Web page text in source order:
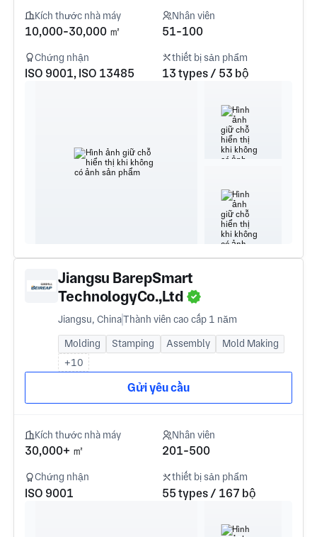
Kích thước nhà máy
10,000-30,000 ㎡
Nhân viên
51-100
Chứng nhận
ISO 9001, ISO 13485
thiết bị sản phẩm
13 types / 53 bộ
Jiangsu BarepSmart
TechnologyCo.,Ltd
Jiangsu, ChinaThành viên cao cấp 1 năm
Molding Stamping Assembly
Mold Making
+10
Gửi yêu cầu
Kích thước nhà máy
30,000+ ㎡
Nhân viên
201-500
Chứng nhận
ISO 9001
thiết bị sản phẩm
55 types / 167 bộ